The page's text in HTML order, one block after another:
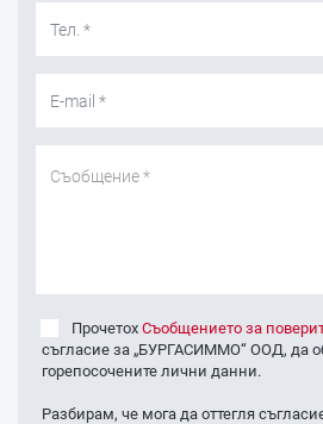
Прочетох Съобщението за
съгласие за „БУРГАСИММО“ ООД, да
горепосочените лични данни.
Разбирам, че мога да оттегля